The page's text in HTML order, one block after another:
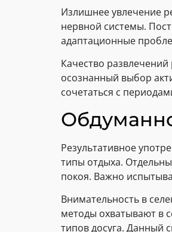
Излишнее увлечение
нервной системы.
адаптационные
Качество
осознанный выбор
сочетаться с
Результативное
типы отдыха.
покоя. Важно
Внимательность в
методы охватывают в
типов досуга. Данный